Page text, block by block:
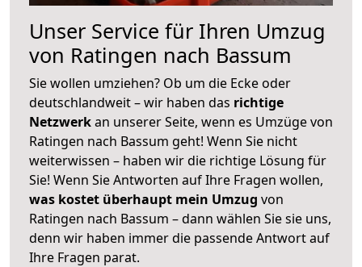
Unser Service für Ihren Umzug
von Ratingen nach Bassum
Sie wollen umziehen? Ob um die Ecke oder
deutschlandweit – wir haben das richtige
Netzwerkan unserer Seite, wenn es Umzüge von
Ratingen nach Bassum geht! Wenn Sie nicht
weiterwissen – haben wir die richtige Lösung für
Sie! Wenn Sie Antworten auf Ihre Fragen wollen,
was kostet überhaupt mein Umzug von
Ratingen nach Bassum – dann wählen Sie sie uns,
denn wir haben immer die passende Antwort auf
Ihre Fragen parat.